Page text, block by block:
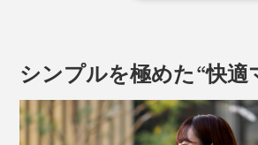
ケースの蓋を開けて、開口部の両端
シンプルを極めた“快適